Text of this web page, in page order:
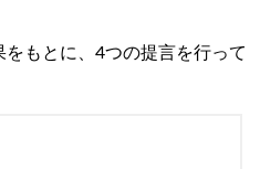
もとに、4つの提言を行って